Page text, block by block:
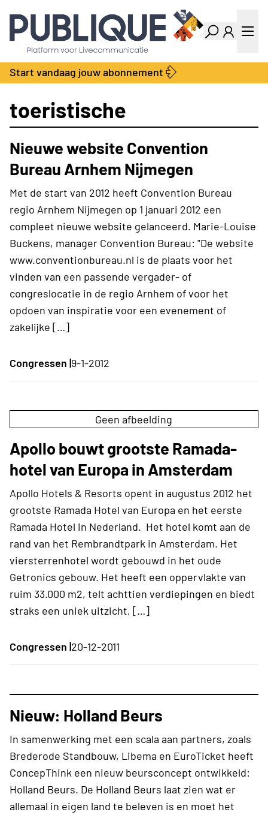
Industry Dashboard
Vacatures
Kalender
Producten
Bedrijvengids
Locatie Finder
Contact
Over ons
Adverteren
Abonnementen
Start vandaag jouw abonnement
toeristische
Nieuwe website Convention
Bureau Arnhem Nijmegen
Met de start van 2012 heeft Convention Bureau
regio Arnhem Nijmegen op 1 januari 2012 een
compleet nieuwe website gelanceerd. Marie-Louise
Buckens, manager Convention Bureau: "De website
www.conventionbureau.nl is de plaats voor het
vinden van een passende vergader- of
congreslocatie in de regio Arnhem of voor het
opdoen van inspiratie voor een evenement of
zakelijke […]
Congressen |9-1-2012
Geen afbeelding
Apollo bouwt grootste Ramada-
hotel van Europa in Amsterdam
Apollo Hotels & Resorts opent in augustus 2012 het
grootste Ramada Hotel van Europa en het eerste
Ramada Hotel in Nederland. Het hotel komt aan de
rand van het Rembrandtpark in Amsterdam. Het
viersterrenhotel wordt gebouwd in het oude
Getronics gebouw. Het heeft een oppervlakte van
ruim 33.000 m2, telt achttien verdiepingen en biedt
straks een uniek uitzicht, […]
Congressen |20-12-2011
Nieuw: Holland Beurs
In samenwerking met een scala aan partners, zoals
Brederode Standbouw, Libema en EuroTicket heeft
ConcepThink een nieuw beursconcept ontwikkeld:
Holland Beurs. De Holland Beurs laat zien wat er
allemaal in eigen land te beleven is en moet het